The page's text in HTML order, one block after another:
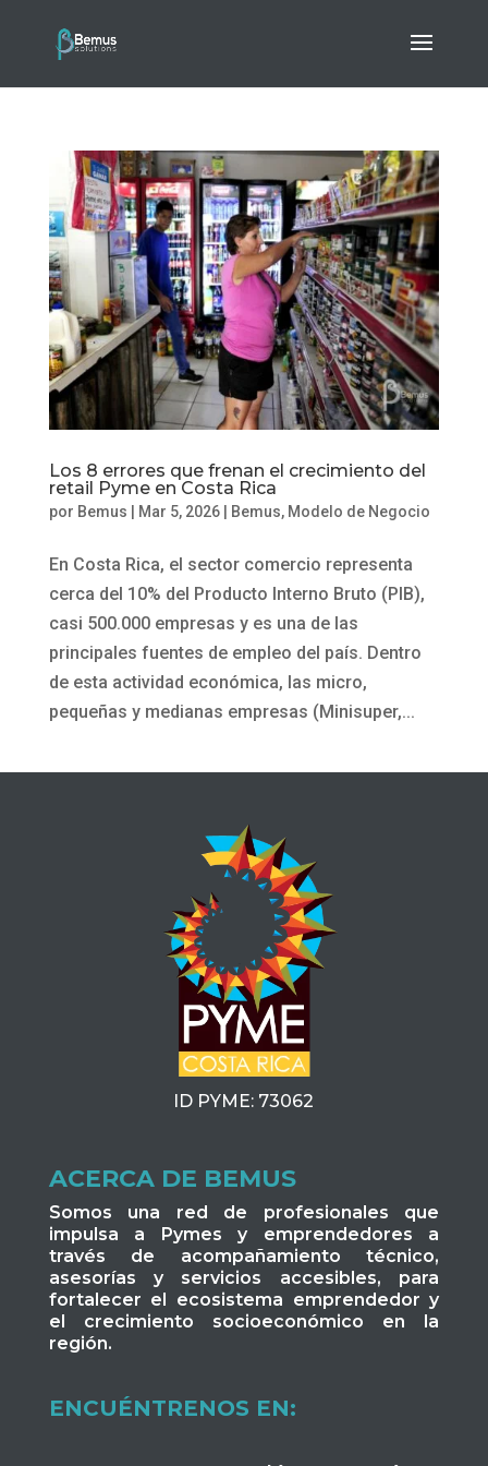
Los 8 errores que frenan el crecimiento del
retail Pyme en Costa Rica
por Bemus Mar 5, 2026| Bemus, Modelo de Negocio
En Costa Rica, el sector comercio representa
cerca del 10% del Producto Interno Bruto (PIB),
casi 500.000 empresas y es una de las
principales fuentes de empleo del país. Dentro
de esta actividad económica, las micro,
pequeñas y medianas empresas (Minisuper,...
ID PYME: 73062
ACERCA DE BEMUS
Somos una red de profesionales que
impulsa a Pymes y emprendedores a
través de acompañamiento técnico,
asesorías y servicios accesibles, para
fortalecer el ecosistema emprendedor y
el crecimiento socioeconómico en la
región.
ENCUÉNTRENOS EN: